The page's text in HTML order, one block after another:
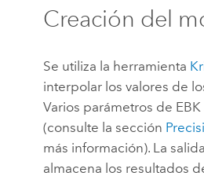
Creación del
Se utiliza la herramienta
interpolar los valores de
Varios parámetros de
(consulte la sección
más información). La
almacena los resultados